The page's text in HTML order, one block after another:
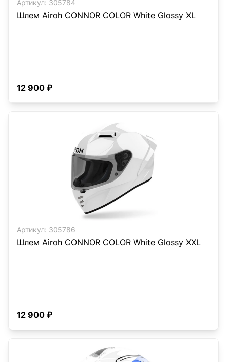
Артикул: 305784
Шлем Airoh CONNOR COLOR White Glossy XL
12 900 ₽
Артикул: 305786
Шлем Airoh CONNOR COLOR White Glossy XXL
12 900 ₽